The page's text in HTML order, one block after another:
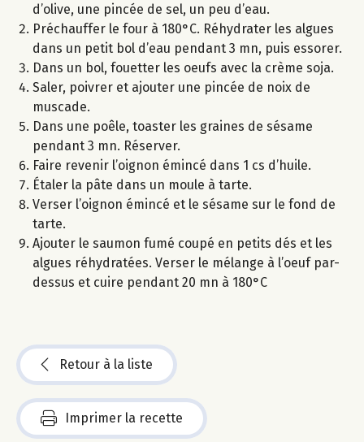
d’olive, une pincée de sel, un peu d’eau.
Préchauffer le four à 180°C. Réhydrater les algues
dans un petit bol d’eau pendant 3 mn, puis essorer.
Dans un bol, fouetter les oeufs avec la crème soja.
Saler, poivrer et ajouter une pincée de noix de
muscade.
Dans une poêle, toaster les graines de sésame
pendant 3 mn. Réserver.
Faire revenir l’oignon émincé dans 1 cs d’huile.
Étaler la pâte dans un moule à tarte.
Verser l’oignon émincé et le sésame sur le fond de
tarte.
Ajouter le saumon fumé coupé en petits dés et les
algues réhydratées. Verser le mélange à l’oeuf par-
dessus et cuire pendant 20 mn à 180°C
Retour à la liste
Imprimer la recette